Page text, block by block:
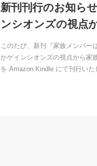
新刊刊行のお知ら
ンシオンズの視点
このたび、新刊『家族メンバー
かゲインシオンズの視点から家
を Amazon Kindle にて刊行い